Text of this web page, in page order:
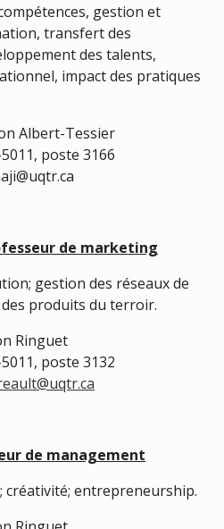
gestion et
transfert des
des talents,
impact des pratiques
Albert-Tessier
poste 3166
de marketing
gestion des réseaux de
produits du terroir.
Ringuet
poste 3132
de management
créativité; entrepreneurship.